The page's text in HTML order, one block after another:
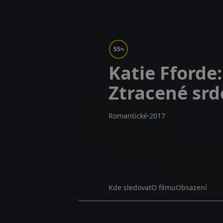
55%
Katie Fforde:
Ztracené
Romantické 2017
Kde sledovatO filmuObsazení